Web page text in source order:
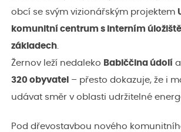
obcí se svým vizionářským projektem
komunitní centrum s interním
základech
Žernov leží nedaleko Babiččina údolí
320 obyvatel – přesto dokazuje, že i
udávat směr v oblasti udržitelné
Pod dřevostavbou nového